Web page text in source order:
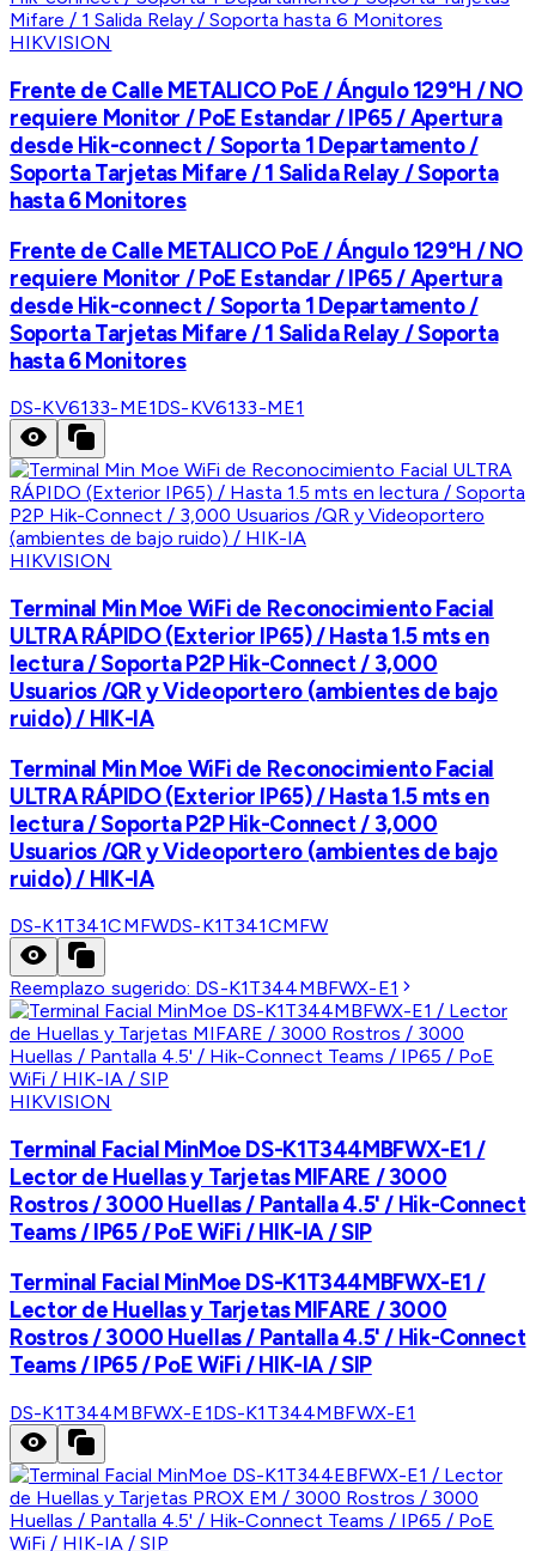
HIKVISION
Frente de Calle METALICO PoE / Ángulo 129°H / NO
requiere Monitor / PoE Estandar / IP65 / Apertura
desde Hik-connect / Soporta 1 Departamento /
Soporta Tarjetas Mifare / 1 Salida Relay / Soporta
hasta 6 Monitores
Frente de Calle METALICO PoE / Ángulo 129°H / NO
requiere Monitor / PoE Estandar / IP65 / Apertura
desde Hik-connect / Soporta 1 Departamento /
Soporta Tarjetas Mifare / 1 Salida Relay / Soporta
hasta 6 Monitores
DS-KV6133-ME1DS-KV6133-ME1
HIKVISION
Terminal Min Moe WiFi de Reconocimiento Facial
ULTRA RÁPIDO (Exterior IP65) / Hasta 1.5 mts en
lectura / Soporta P2P Hik-Connect / 3,000
Usuarios /QR y Videoportero (ambientes de bajo
ruido) / HIK-IA
Terminal Min Moe WiFi de Reconocimiento Facial
ULTRA RÁPIDO (Exterior IP65) / Hasta 1.5 mts en
lectura / Soporta P2P Hik-Connect / 3,000
Usuarios /QR y Videoportero (ambientes de bajo
ruido) / HIK-IA
DS-K1T341CMFWDS-K1T341CMFW
Reemplazo sugerido: DS-K1T344MBFWX-E1
HIKVISION
Terminal Facial MinMoe DS-K1T344MBFWX-E1 /
Lector de Huellas y Tarjetas MIFARE / 3000
Rostros / 3000 Huellas / Pantalla 4.5' / Hik-Connect
Teams / IP65 / PoE WiFi / HIK-IA / SIP
Terminal Facial MinMoe DS-K1T344MBFWX-E1 /
Lector de Huellas y Tarjetas MIFARE / 3000
Rostros / 3000 Huellas / Pantalla 4.5' / Hik-Connect
Teams / IP65 / PoE WiFi / HIK-IA / SIP
DS-K1T344MBFWX-E1DS-K1T344MBFWX-E1